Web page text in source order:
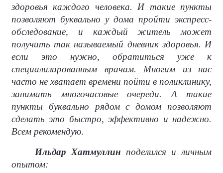
здоровья каждого человека. И такие пункты
позволяют буквально у дома пройти экспресс-
обследование, и каждый житель может
получить так называемый дневник здоровья. И
если это нужно, обратиться уже к
специализированным врачам. Многим из нас
часто не хватает времени пойти в поликлинику,
занимать многочасовые очереди. А такие
пункты буквально рядом с домом позволяют
сделать это быстро, эффективно и надежно.
Всем рекомендую.
Ильдар Хатмуллин поделился и личным
опытом: